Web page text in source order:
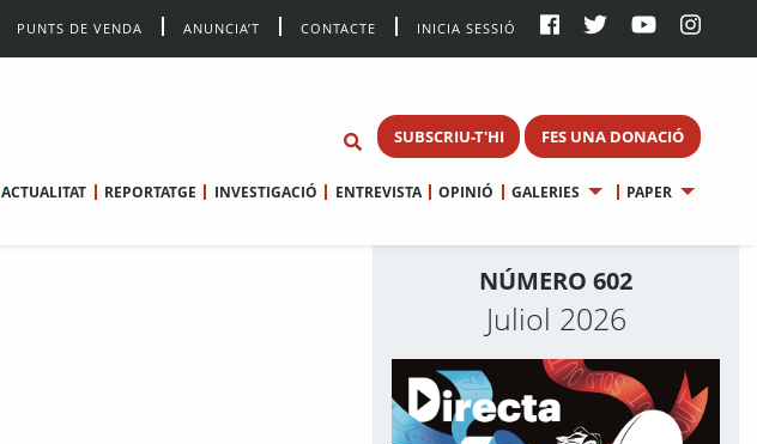
PUNTS DE VENDA ANUNCIA’T CONTACTE INICIA SESSIÓ
SUBSCRIU-T'HI FES UNA DONACIÓ
ACTUALITAT REPORTATGE INVESTIGACIÓ ENTREVISTA OPINIÓ GALERIES PAPER
NÚMERO 602
Juliol 2026